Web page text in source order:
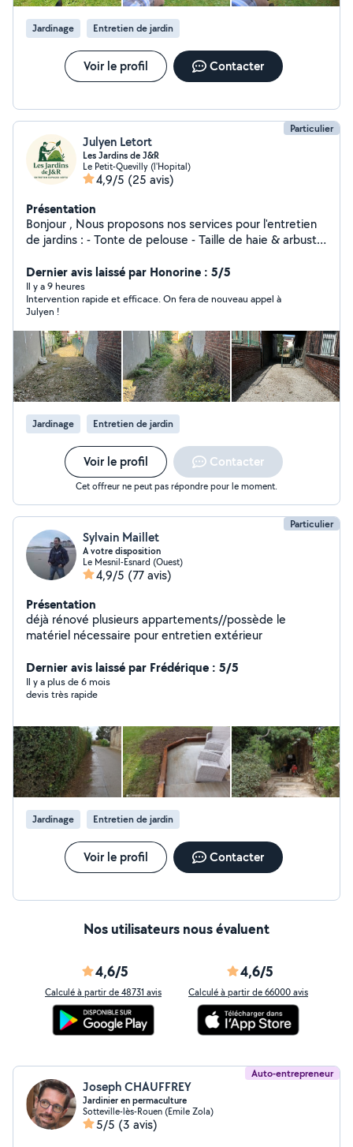
Jardinage Entretien de jardin
Voir le profil Contacter
Particulier
Julyen Letort
Les Jardins de J&R
Le Petit-Quevilly (l'Hopital)
4,9/5 (25 avis)
Présentation
Bonjour , Nous proposons nos services pour l'entretien
de jardins : - Tonte de pelouse - Taille de haie & arbuste
Nous nous déplaçons dans le 76/27 ( Seine Maritime -
Eure )
Dernier avis laissé par Honorine : 5/5
Il y a 9 heures
Intervention rapide et efficace. On fera de nouveau appel à
Julyen !
Jardinage Entretien de jardin
Voir le profil Contacter
Cet offreur ne peut pas répondre pour le moment.
Particulier
Sylvain Maillet
A votre disposition
Le Mesnil-Esnard (Ouest)
4,9/5 (77 avis)
Présentation
déjà rénové plusieurs appartements//possède le
matériel nécessaire pour entretien extérieur
Dernier avis laissé par Frédérique : 5/5
Il y a plus de 6 mois
devis très rapide
Jardinage Entretien de jardin
Voir le profil Contacter
Nos utilisateurs nous évaluent
4,6/5
Calculé à partir de 48731 avis
4,6/5
Calculé à partir de 66000 avis
Auto-entrepreneur
Joseph CHAUFFREY
Jardinier en permaculture
Sotteville-lès-Rouen (Emile Zola)
5/5 (3 avis)